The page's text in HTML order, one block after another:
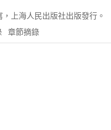
上海人民出版社出版發行。
章節摘錄